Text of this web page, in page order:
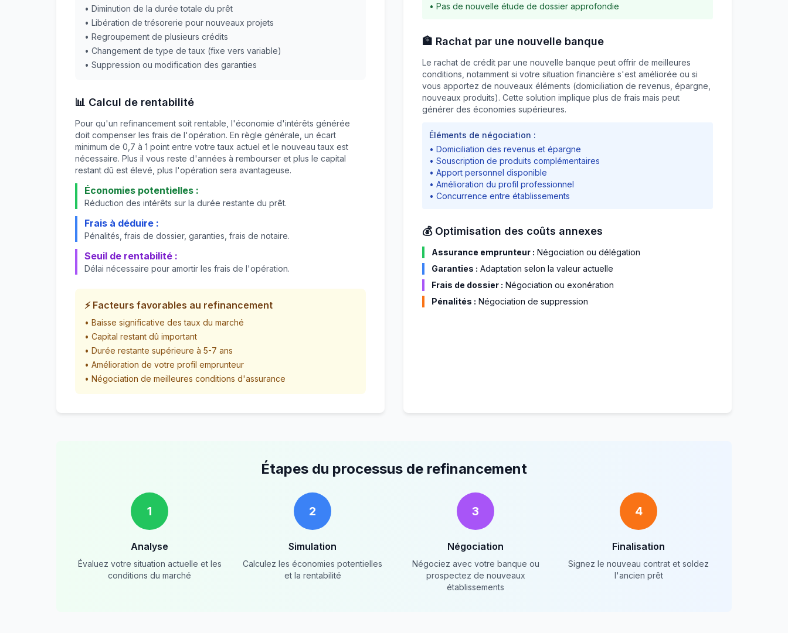
• Diminution de la durée totale du prêt
• Libération de trésorerie pour nouveaux projets
• Regroupement de plusieurs crédits
• Changement de type de taux (fixe vers variable)
• Suppression ou modification des garanties
📊 Calcul de rentabilité
Pour qu'un refinancement soit rentable, l'économie d'intérêts générée
doit compenser les frais de l'opération. En règle générale, un écart
minimum de 0,7 à 1 point entre votre taux actuel et le nouveau taux est
nécessaire. Plus il vous reste d'années à rembourser et plus le capital
restant dû est élevé, plus l'opération sera avantageuse.
Économies potentielles :
Réduction des intérêts sur la durée restante du prêt.
Frais à déduire :
Pénalités, frais de dossier, garanties, frais de notaire.
Seuil de rentabilité :
Délai nécessaire pour amortir les frais de l'opération.
⚡ Facteurs favorables au refinancement
• Baisse significative des taux du marché
• Capital restant dû important
• Durée restante supérieure à 5-7 ans
• Amélioration de votre profil emprunteur
• Négociation de meilleures conditions d'assurance
• Pas de nouvelle étude de dossier approfondie
🏦 Rachat par une nouvelle banque
Le rachat de crédit par une nouvelle banque peut offrir de meilleures
conditions, notamment si votre situation financière s'est améliorée ou si
vous apportez de nouveaux éléments (domiciliation de revenus, épargne,
nouveaux produits). Cette solution implique plus de frais mais peut
générer des économies supérieures.
Éléments de négociation :
• Domiciliation des revenus et épargne
• Souscription de produits complémentaires
• Apport personnel disponible
• Amélioration du profil professionnel
• Concurrence entre établissements
💰 Optimisation des coûts annexes
Assurance emprunteur : Négociation ou délégation
Garanties : Adaptation selon la valeur actuelle
Frais de dossier : Négociation ou exonération
Pénalités : Négociation de suppression
Étapes du processus de refinancement
1
Analyse
Évaluez votre situation actuelle et les
conditions du marché
2
Simulation
Calculez les économies potentielles
et la rentabilité
3
Négociation
Négociez avec votre banque ou
prospectez de nouveaux
établissements
4
Finalisation
Signez le nouveau contrat et soldez
l'ancien prêt